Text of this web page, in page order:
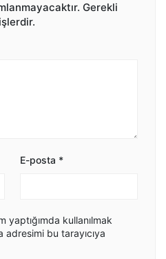
Gerekli
E-posta *
yaptığımda kullanılmak
adresimi bu tarayıcıya